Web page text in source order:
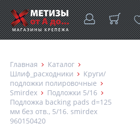
Главная
Каталог
Шлиф_расходники
Круги/
подложки полировочные
Smirdex
Подложки 5/16
Подложка backing pads d=125
мм без отв., 5/16. smirdex
960150420